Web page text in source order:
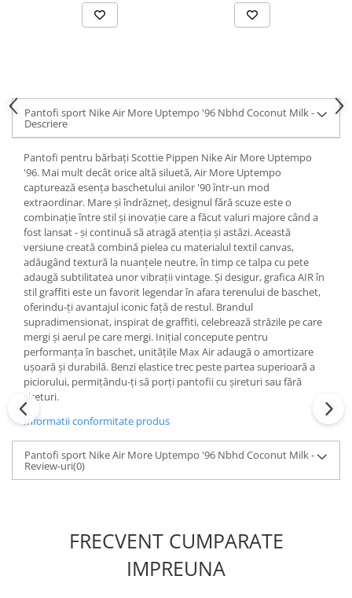
Pantofi sport Nike Air More Uptempo '96 Nbhd Coconut Milk -
Descriere
Pantofi pentru bărbați Scottie Pippen Nike Air More Uptempo
'96. Mai mult decât orice altă siluetă, Air More Uptempo
capturează esența baschetului anilor '90 într-un mod
extraordinar. Mare și îndrăzneț, designul fără scuze este o
combinație între stil și inovație care a făcut valuri majore când a
fost lansat - și continuă să atragă atenția și astăzi. Această
versiune creată combină pielea cu materialul textil canvas,
adăugând textură la nuanțele neutre, în timp ce talpa cu pete
adaugă subtilitatea unor vibrații vintage. Și desigur, grafica AIR în
stil graffiti este un favorit legendar în afara terenului de baschet,
oferindu-ți avantajul iconic față de restul. Brandul
supradimensionat, inspirat de graffiti, celebrează străzile pe care
mergi și aerul pe care mergi. Inițial concepute pentru
performanța în baschet, unitățile Max Air adaugă o amortizare
ușoară și durabilă. Benzi elastice trec peste partea superioară a
piciorului, permițându-ți să porți pantofii cu șireturi sau fără
șireturi.
Informatii conformitate produs
Pantofi sport Nike Air More Uptempo '96 Nbhd Coconut Milk -
Review-uri(0)
FRECVENT CUMPARATE
IMPREUNA